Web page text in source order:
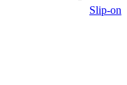
Slip-on